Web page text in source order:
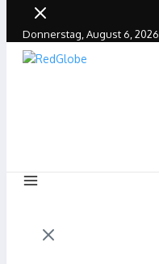
Donnerstag, August 6, 2026